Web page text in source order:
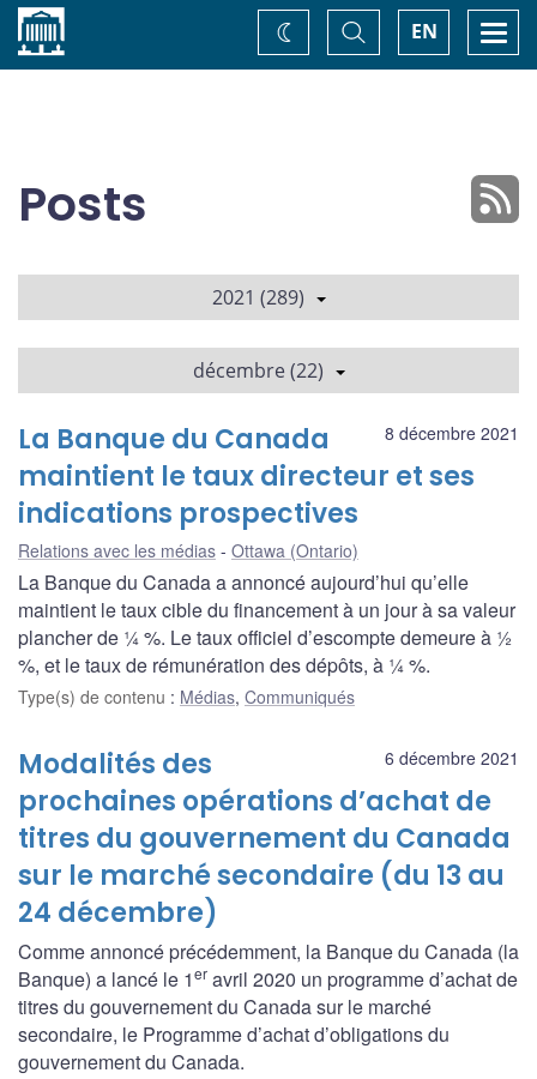
Accueil EN
Basculer
la
recherche
Changez
de
Posts
2021 (289)
décembre (22)
8 décembre 2021
La Banque du Canada
maintient le taux directeur et ses
indications prospectives
Relations avec les médias Ottawa (Ontario)
La Banque du Canada a annoncé aujourd’hui qu’elle
maintient le taux cible du financement à un jour à sa valeur
plancher de ¼ %. Le taux officiel d’escompte demeure à ½
%, et le taux de rémunération des dépôts, à ¼ %.
Type(s) de contenu : Médias, Communiqués
6 décembre 2021
Modalités des
prochaines opérations d’achat de
titres du gouvernement du Canada
sur le marché secondaire (du 13 au
24 décembre)
Comme annoncé précédemment, la Banque du Canada (la
Banque) a lancé le 1er avril 2020 un programme d’achat de
titres du gouvernement du Canada sur le marché
secondaire, le Programme d’achat d’obligations du
gouvernement du Canada.